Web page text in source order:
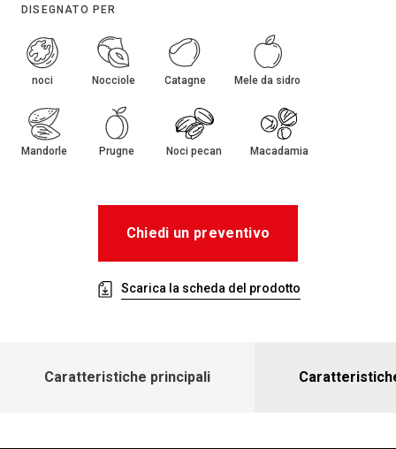
DISEGNATO PER
noci Nocciole Catagne Mele da sidro
Mandorle Prugne Noci pecan Macadamia
Chiedi un preventivo
Scarica la scheda del prodotto
Caratteristiche principali